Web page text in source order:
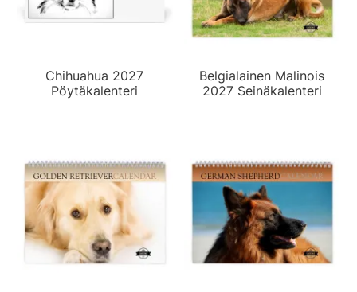
Chihuahua 2027
Pöytäkalenteri
Belgialainen Malinois
2027 Seinäkalenteri